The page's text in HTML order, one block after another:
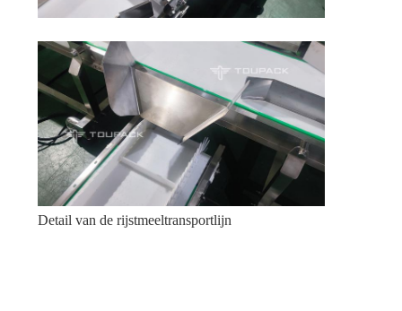
Detail van de rijstmeeltransportlijn